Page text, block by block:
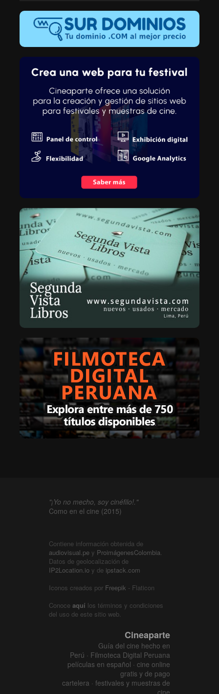
"¡Yo no mecho, soy cinéfilo!."
Como en el cine (2015)
Contiene información obtenida de
audiovisual.pe y ProimágenesColombia.
Datos de geolocalización de
IP2Location.io y de ipstack.com
Iconos creados por Freepik - Flaticon
Conoce aquí los términos y condiciones
del uso de este sitio web.
Cineaparte
Guía del cine hecho en
Perú · Filmoteca Digital Peruana
películas en español · cine online
gratis y de pago
cartelera · festivales y muestras de